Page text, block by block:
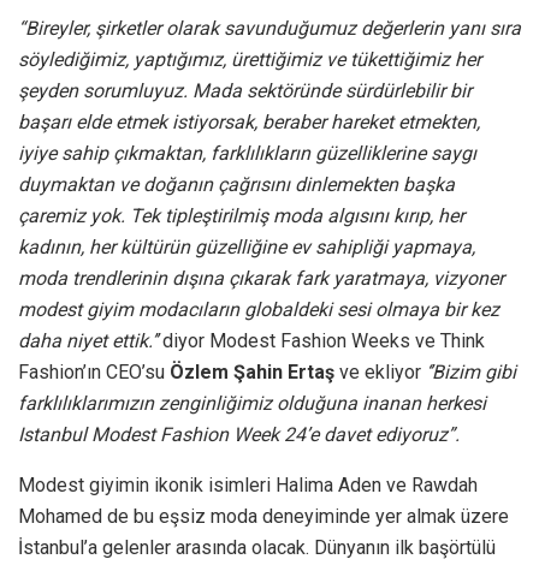
“Bireyler, şirketler olarak savunduğumuz değerlerin yanı sıra
söylediğimiz, yaptığımız, ürettiğimiz ve tükettiğimiz her
şeyden sorumluyuz. Mada sektöründe sürdürlebilir bir
başarı elde etmek istiyorsak, beraber hareket etmekten,
iyiye sahip çıkmaktan, farklılıkların güzelliklerine saygı
duymaktan ve doğanın çağrısını dinlemekten başka
çaremiz yok. Tek tipleştirilmiş moda algısını kırıp, her
kadının, her kültürün güzelliğine ev sahipliği yapmaya,
moda trendlerinin dışına çıkarak fark yaratmaya, vizyoner
modest giyim modacıların globaldeki sesi olmaya bir kez
daha niyet ettik.’’diyor Modest Fashion Weeks ve Think
Fashion’ın CEO’su Özlem Şahin Ertaş ve ekliyor ‘’Bizim gibi
farklılıklarımızın zenginliğimiz olduğuna inanan herkesi
Istanbul Modest Fashion Week 24’e davet ediyoruz”.
Modest giyimin ikonik isimleri Halima Aden ve Rawdah
Mohamed de bu eşsiz moda deneyiminde yer almak üzere
İstanbul’a gelenler arasında olacak. Dünyanın ilk başörtülü